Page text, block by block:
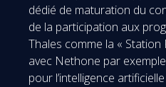
dédié de maturation du
de la participation aux
Thales comme la «
avec Nethone par
pour l’intelligence